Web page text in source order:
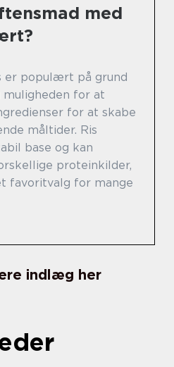
med
er populært på grund
muligheden for at
for at skabe
måltider. Ris
base og kan
proteinkilder,
favoritvalg for mange
indlæg her